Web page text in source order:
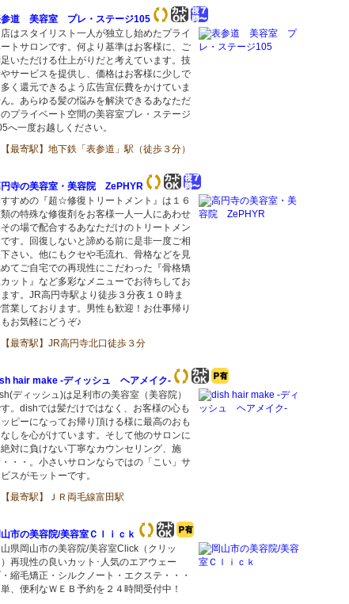
参道 美容室 プレ・ステージ105
はスタイリスト一人が独立し始めたプライ
トサロンです。何より基準はお客様に、ご
いただける仕上がりだと考えています。技
サービスを提供し、価格はお客様に少しで
く還元できるよう広告宣伝費をかけていま
。あらゆる髪の悩みを解決できるあなただ
プライベート空間の美容室プレ・ステージ
へ一度お越しください。
【最寄駅】地下鉄「表参道」駅（徒歩３分）
寺の美容室・美容院 ZePHYR
すめの『超☆修復トリートメント』は１６
の特殊な修復剤をお客様一人一人にあわせ
の場で配合するあなただけのトリートメン
す。回復しないと諦める前に是非一度ご相
さい。他にもクセや毛流れ、骨格などを見
てご自宅での再現性にこだわった『骨格矯
ット』など多彩なメニューでお待ちしてお
す。JR高円寺駅より徒歩３分夜１０時ま
業しております。男性も歓迎！お仕事帰り
お気軽にどうぞ♪
【最寄駅】JR高円寺北口徒歩３分
hair make -ディッシュ ヘアメイク-
ディッシュ)は足利市の美容室（美容院）
。dishでは髪だけではなく、お客様の心も
ピーになってお帰り頂ける様に最高のおも
しを心がけています。そして他のサロンに
対に負けない丁寧なカウンセリング、施
・・。小さいサロンならではの「こい」サ
スがモットーです。
【最寄駅】ＪＲ両毛線富田駅
市の美容院/美容室Ｃｌｉｃｋ
県岡山市の美容院/美容室Click（クリッ
再現性の良いカット･人気のエアウェー
縮毛矯正・シルクノート・エクステ・・・
、便利なＷＥＢ予約を２４時間受付中！